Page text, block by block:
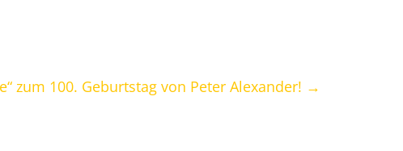
zum 100. Geburtstag von Peter Alexander! →